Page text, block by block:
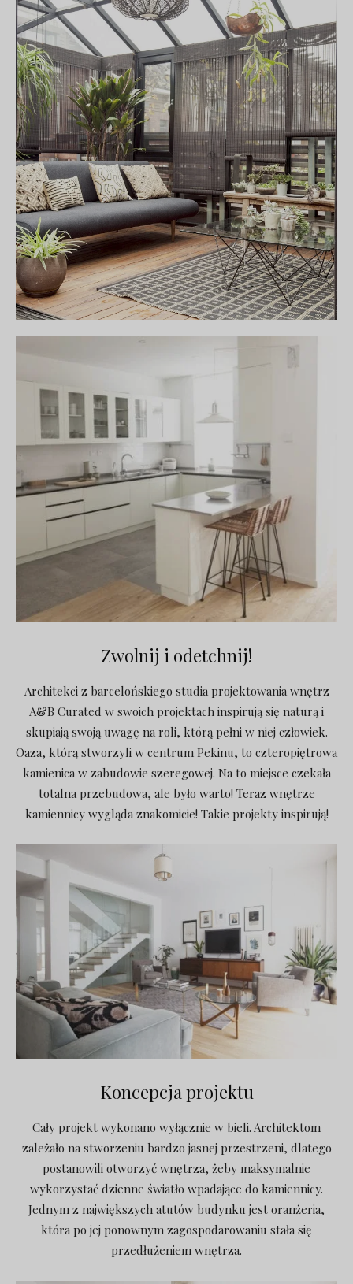
Zwolnij i odetchnij!
Architekci z barcelońskiego studia projektowania wnętrz
A&B Curated w swoich projektach inspirują się naturą i
skupiają swoją uwagę na roli, którą pełni w niej człowiek.
Oaza, którą stworzyli w centrum Pekinu, to czteropiętrowa
kamienica w zabudowie szeregowej. Na to miejsce czekała
totalna przebudowa, ale było warto! Teraz wnętrze
kamiennicy wygląda znakomicie! Takie projekty inspirują!
Koncepcja projektu
Cały projekt wykonano wyłącznie w bieli. Architektom
zależało na stworzeniu bardzo jasnej przestrzeni, dlatego
postanowili otworzyć wnętrza, żeby maksymalnie
wykorzystać dzienne światło wpadające do kamiennicy.
Jednym z największych atutów budynku jest oranżeria,
która po jej ponownym zagospodarowaniu stała się
przedłużeniem wnętrza.